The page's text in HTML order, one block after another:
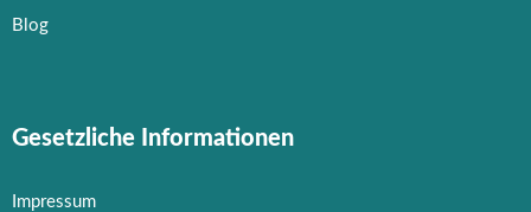
Blog
Gesetzliche Informationen
Impressum